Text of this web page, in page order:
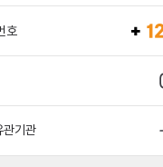
호
관기관